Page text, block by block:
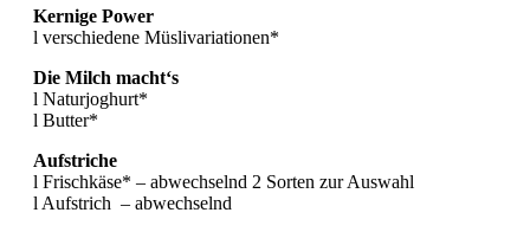
Kernige Power
l verschiedene Müslivariationen*
Die Milch macht‘s
l Naturjoghurt*
l Butter*
Aufstriche
l Frischkäse* – abwechselnd 2 Sorten zur Auswahl
l Aufstrich – abwechselnd